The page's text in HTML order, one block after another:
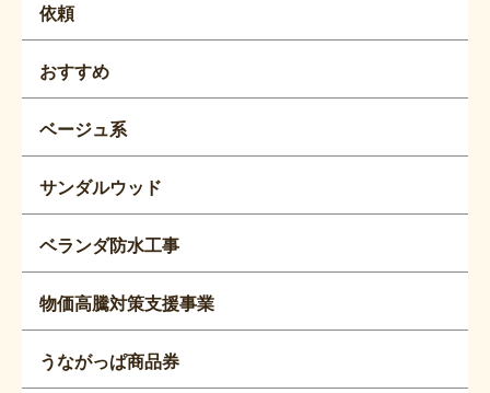
依頼
おすすめ
ベージュ系
サンダルウッド
ベランダ防水工事
物価高騰対策支援事業
うながっぱ商品券